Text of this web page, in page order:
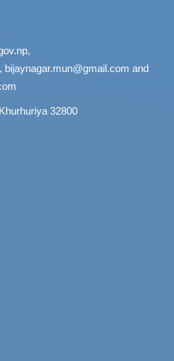
,
, bijaynagar.mun@gmail.com and
32800